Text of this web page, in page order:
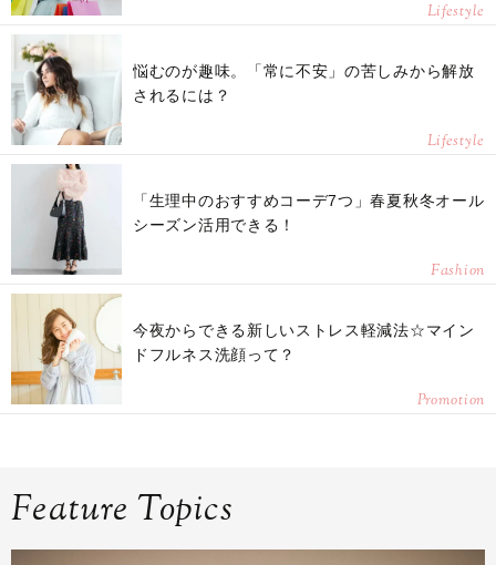
Lifestyle
悩むのが趣味。「常に不安」の苦しみから解放
されるには？
Lifestyle
「生理中のおすすめコーデ7つ」春夏秋冬オール
シーズン活用できる！
Fashion
今夜からできる新しいストレス軽減法☆マイン
ドフルネス洗顔って？
Promotion
Feature Topics